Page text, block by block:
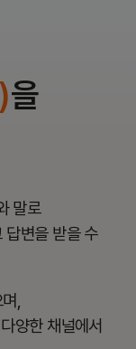
을
말로
답변을 받을 수
,
양한 채널에서